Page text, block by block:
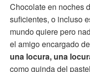
Chocolate en noches
suficientes, o incluso
mundo quiere pero
el amigo encargado
una locura, una
como guinda del